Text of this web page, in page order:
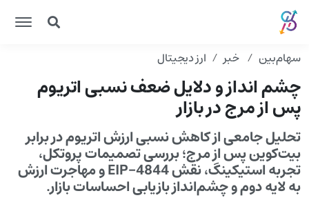
سهام‌بین خبر ارز دیجیتال
چشم انداز و دلایل ضعف نسبی اتریوم
پس از مرج در بازار
تحلیل جامعی از کاهش نسبی ارزش اتریوم در برابر
بیت‌کوین پس از مرج؛ بررسی تصمیمات پروتکل،
تجربه استیکینگ، نقش EIP-4844 و مهاجرت ارزش
به لایه دوم و چشم‌انداز بازیابی احساسات بازار.